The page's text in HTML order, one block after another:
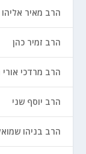
הרב מאיר אליהו
הרב זמיר כהן
הרב מרדכי אורי
הרב יוסף שני
הרב בניהו